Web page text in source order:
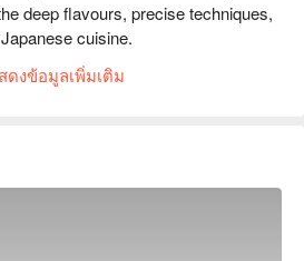
deep flavours, precise techniques,
cuisine.
dining experience where every
ดงข้อมูลเพิ่มเติม